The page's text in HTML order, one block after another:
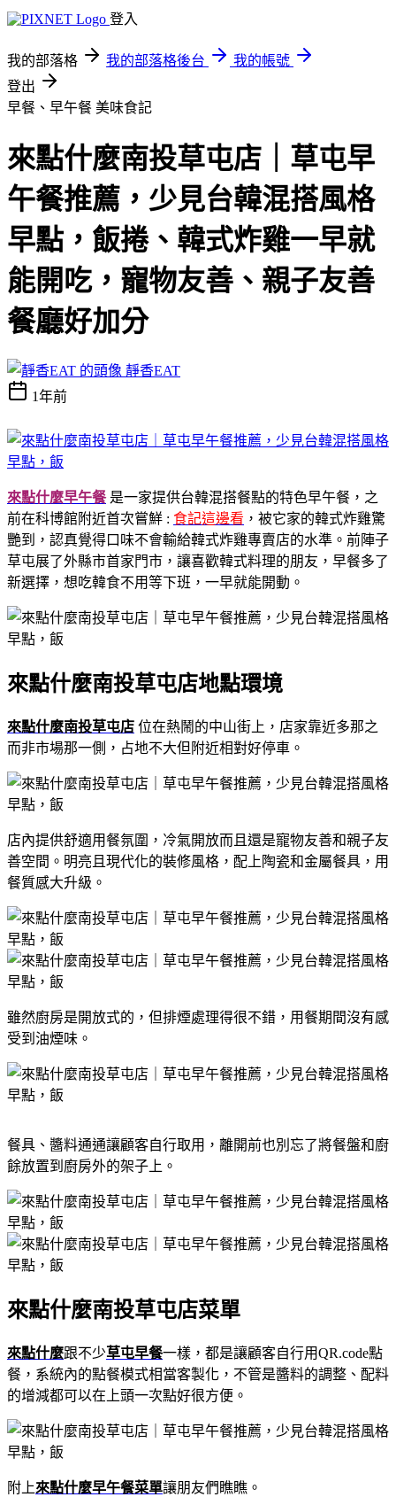
登入
我的部落格 我的部落格後台
我的帳號
登出
早餐、早午餐 美味食記
來點什麼南投草屯店｜草屯早
午餐推薦，少見台韓混搭風格
早點，飯捲、韓式炸雞一早就
能開吃，寵物友善、親子友善
餐廳好加分
靜香EAT
1年前
來點什麼早午餐是一家提供台韓混搭餐點的特色早午餐，之
前在科博館附近首次嘗鮮 : 食記這邊看 ，被它家的韓式炸雞驚
艷到，認真覺得口味不會輸給韓式炸雞專賣店的水準。前陣子
草屯展了外縣市首家門市，讓喜歡韓式料理的朋友，早餐多了
新選擇，想吃韓食不用等下班，一早就能開動。
來點什麼南投草屯店地點環境
來點什麼南投草屯店 位在熱鬧的中山街上，店家靠近多那之
而非市場那一側，占地不大但附近相對好停車。
店內提供舒適用餐氛圍，冷氣開放而且還是寵物友善和親子友
善空間。明亮且現代化的裝修風格，配上陶瓷和金屬餐具，用
餐質感大升級。
雖然廚房是開放式的，但排煙處理得很不錯，用餐期間沒有感
受到油煙味。
餐具、醬料通通讓顧客自行取用，離開前也別忘了將餐盤和廚
餘放置到廚房外的架子上。
來點什麼南投草屯店菜單
來點什麼跟不少草屯早餐一樣，都是讓顧客自行用QR.code點
餐，系統內的點餐模式相當客製化，不管是醬料的調整、配料
的增減都可以在上頭一次點好很方便。
附上來點什麼早午餐菜單讓朋友們瞧瞧。